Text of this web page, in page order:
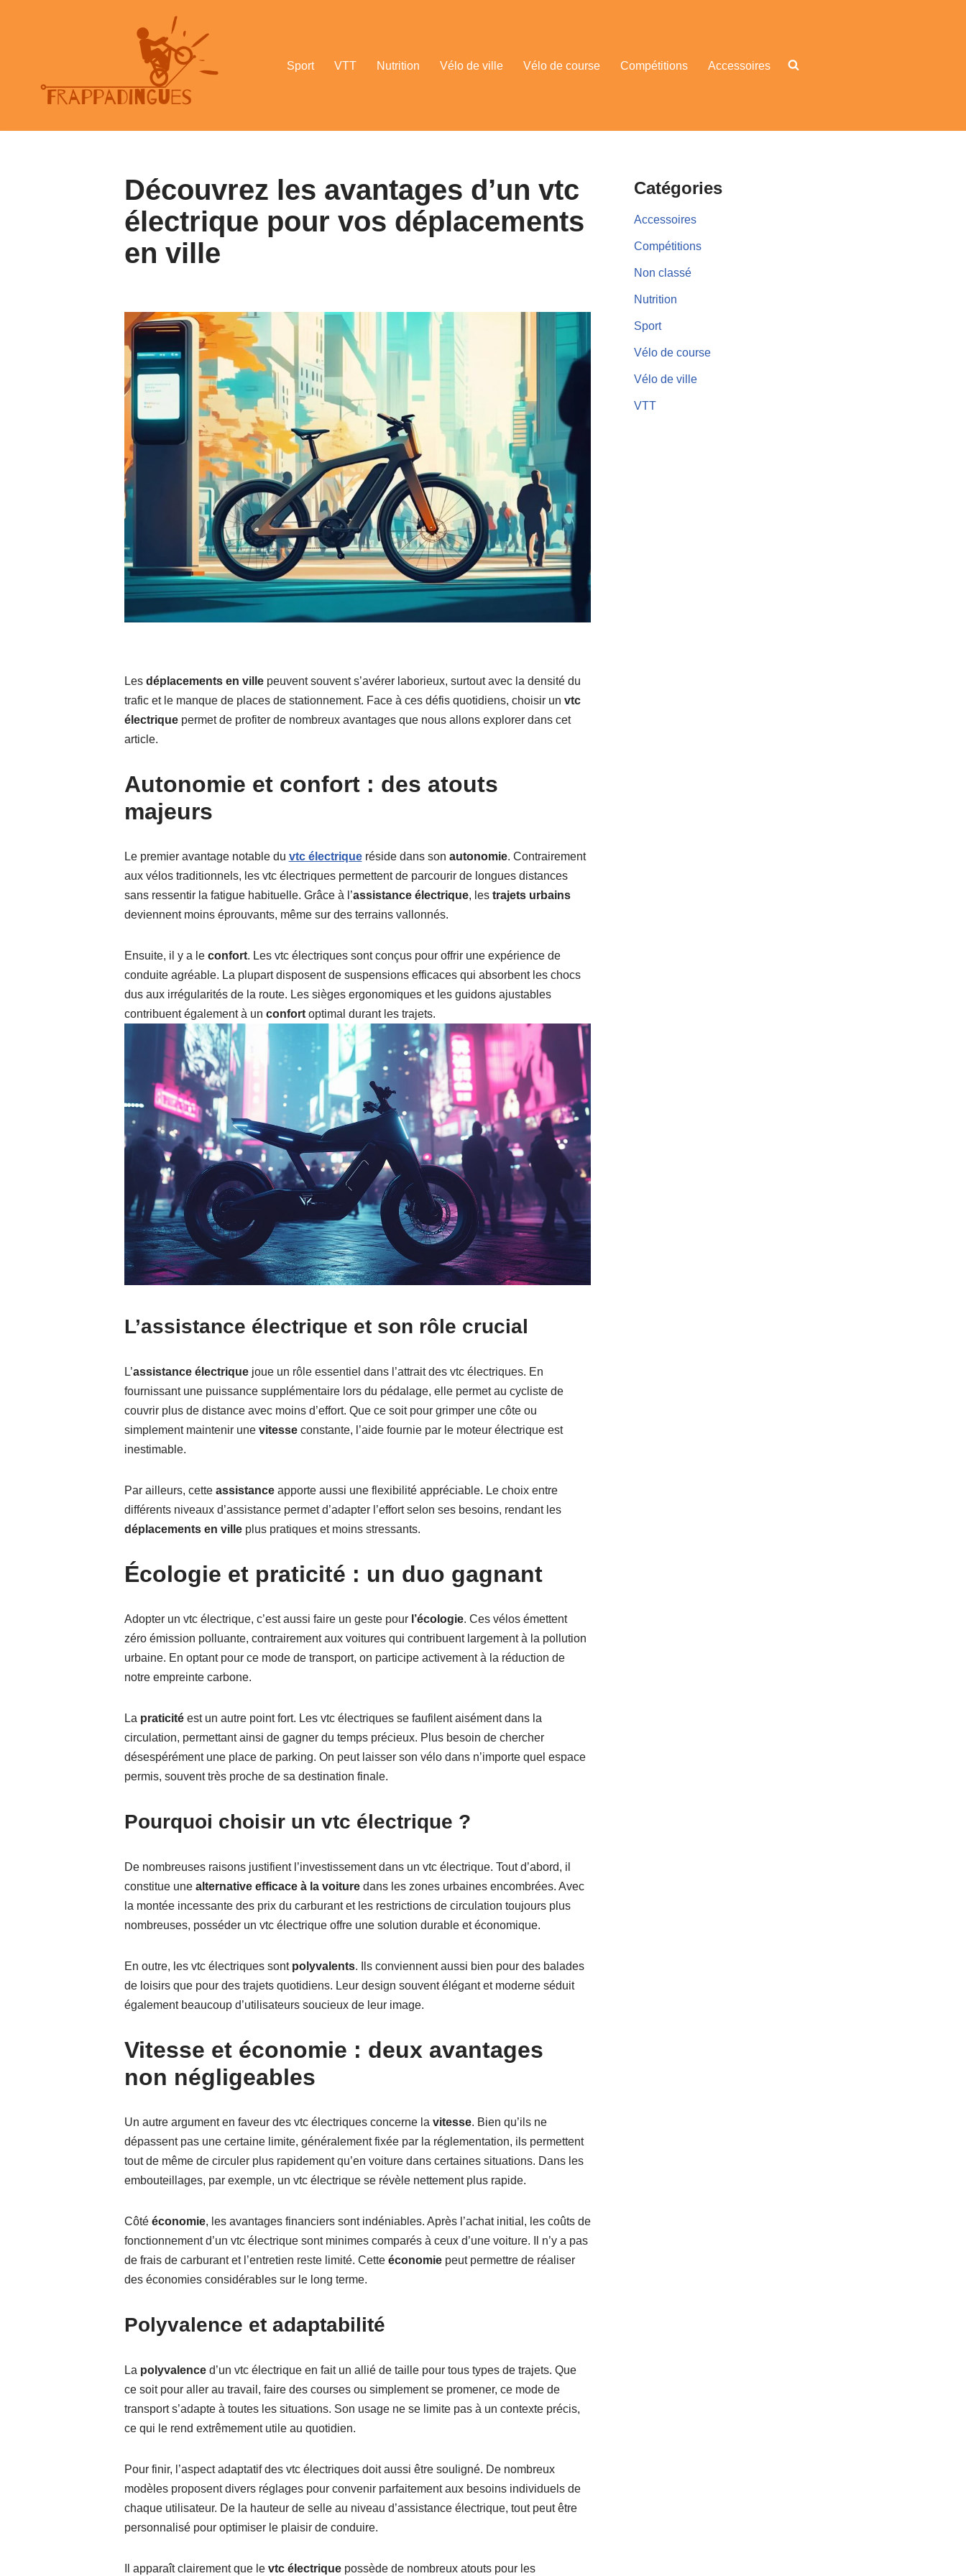
Sport VTT Nutrition Vélo de ville Vélo de course Compétitions Accessoires
Découvrez les avantages d’un vtc
électrique pour vos déplacements
en ville
Les déplacements en villepeuvent souvent s’avérer laborieux, surtout avec la densité du
trafic et le manque de places de stationnement. Face à ces défis quotidiens, choisir un vtc
électriquepermet de profiter de nombreux avantages que nous allons explorer dans cet
article.
Autonomie et confort : des atouts
majeurs
Le premier avantage notable du vtc électriqueréside dans son autonomie. Contrairement
aux vélos traditionnels, les vtc électriques permettent de parcourir de longues distances
sans ressentir la fatigue habituelle. Grâce à l’assistance électrique, les trajets urbains
deviennent moins éprouvants, même sur des terrains vallonnés.
Ensuite, il y a le confort. Les vtc électriques sont conçus pour offrir une expérience de
conduite agréable. La plupart disposent de suspensions efficaces qui absorbent les chocs
dus aux irrégularités de la route. Les sièges ergonomiques et les guidons ajustables
contribuent également à un confortoptimal durant les trajets.
L’assistance électrique et son rôle crucial
L’assistance électriquejoue un rôle essentiel dans l’attrait des vtc électriques. En
fournissant une puissance supplémentaire lors du pédalage, elle permet au cycliste de
couvrir plus de distance avec moins d’effort. Que ce soit pour grimper une côte ou
simplement maintenir une vitesseconstante, l’aide fournie par le moteur électrique est
inestimable.
Par ailleurs, cette assistanceapporte aussi une flexibilité appréciable. Le choix entre
différents niveaux d’assistance permet d’adapter l’effort selon ses besoins, rendant les
déplacements en villeplus pratiques et moins stressants.
Écologie et praticité : un duo gagnant
Adopter un vtc électrique, c’est aussi faire un geste pour l’écologie. Ces vélos émettent
zéro émission polluante, contrairement aux voitures qui contribuent largement à la pollution
urbaine. En optant pour ce mode de transport, on participe activement à la réduction de
notre empreinte carbone.
La praticitéest un autre point fort. Les vtc électriques se faufilent aisément dans la
circulation, permettant ainsi de gagner du temps précieux. Plus besoin de chercher
désespérément une place de parking. On peut laisser son vélo dans n’importe quel espace
permis, souvent très proche de sa destination finale.
Pourquoi choisir un vtc électrique ?
De nombreuses raisons justifient l’investissement dans un vtc électrique. Tout d’abord, il
constitue une alternative efficace à la voituredans les zones urbaines encombrées. Avec
la montée incessante des prix du carburant et les restrictions de circulation toujours plus
nombreuses, posséder un vtc électrique offre une solution durable et économique.
En outre, les vtc électriques sont polyvalents. Ils conviennent aussi bien pour des balades
de loisirs que pour des trajets quotidiens. Leur design souvent élégant et moderne séduit
également beaucoup d’utilisateurs soucieux de leur image.
Vitesse et économie : deux avantages
non négligeables
Un autre argument en faveur des vtc électriques concerne la vitesse. Bien qu’ils ne
dépassent pas une certaine limite, généralement fixée par la réglementation, ils permettent
tout de même de circuler plus rapidement qu’en voiture dans certaines situations. Dans les
embouteillages, par exemple, un vtc électrique se révèle nettement plus rapide.
Côté économie, les avantages financiers sont indéniables. Après l’achat initial, les coûts de
fonctionnement d’un vtc électrique sont minimes comparés à ceux d’une voiture. Il n’y a pas
de frais de carburant et l’entretien reste limité. Cette économiepeut permettre de réaliser
des économies considérables sur le long terme.
Polyvalence et adaptabilité
La polyvalenced’un vtc électrique en fait un allié de taille pour tous types de trajets. Que
ce soit pour aller au travail, faire des courses ou simplement se promener, ce mode de
transport s’adapte à toutes les situations. Son usage ne se limite pas à un contexte précis,
ce qui le rend extrêmement utile au quotidien.
Pour finir, l’aspect adaptatif des vtc électriques doit aussi être souligné. De nombreux
modèles proposent divers réglages pour convenir parfaitement aux besoins individuels de
chaque utilisateur. De la hauteur de selle au niveau d’assistance électrique, tout peut être
personnalisé pour optimiser le plaisir de conduire.
Il apparaît clairement que le vtc électriquepossède de nombreux atouts pour les
Catégories
Accessoires
Compétitions
Non classé
Nutrition
Sport
Vélo de course
Vélo de ville
VTT